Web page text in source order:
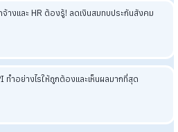
หารได้อย่างสะดวก
งานบุคคล HumanSoft จึงสำคัญกับการ
ได้อย่างมีประสิทธิภาพมากที่สุด